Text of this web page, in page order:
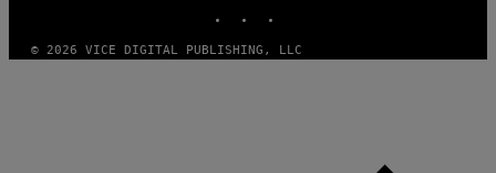
© 2026 VICE DIGITAL PUBLISHING, LLC